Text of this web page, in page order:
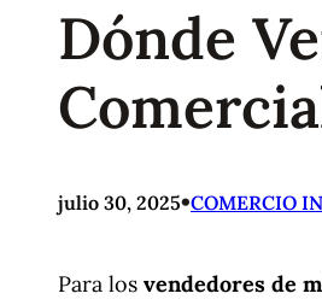
Dónde
julio 30, 2025•COMERCIO
Para los vendedores de